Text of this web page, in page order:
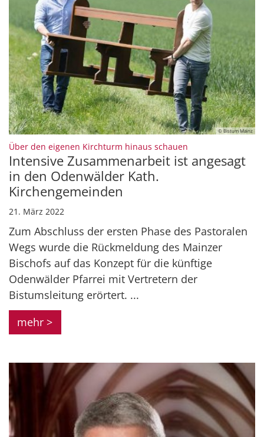
© Bistum Mainz
Über den eigenen Kirchturm hinaus schauen
Intensive Zusammenarbeit ist angesagt
in den Odenwälder Kath.
Kirchengemeinden
21. März 2022
Zum Abschluss der ersten Phase des Pastoralen
Wegs wurde die Rückmeldung des Mainzer
Bischofs auf das Konzept für die künftige
Odenwälder Pfarrei mit Vertretern der
Bistumsleitung erörtert. ...
mehr >